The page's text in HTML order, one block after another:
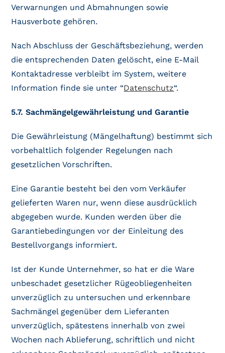
Verwarnungen und Abmahnungen sowie
Hausverbote gehören.
Nach Abschluss der Geschäftsbeziehung, werden
die entsprechenden Daten gelöscht, eine E-Mail
Kontaktadresse verbleibt im System, weitere
Information finde sie unter “Datenschutz“.
5.7. Sachmängelgewährleistung und Garantie
Die Gewährleistung (Mängelhaftung) bestimmt sich
vorbehaltlich folgender Regelungen nach
gesetzlichen Vorschriften.
Eine Garantie besteht bei den vom Verkäufer
gelieferten Waren nur, wenn diese ausdrücklich
abgegeben wurde. Kunden werden über die
Garantiebedingungen vor der Einleitung des
Bestellvorgangs informiert.
Ist der Kunde Unternehmer, so hat er die Ware
unbeschadet gesetzlicher Rügeobliegenheiten
unverzüglich zu untersuchen und erkennbare
Sachmängel gegenüber dem Lieferanten
unverzüglich, spätestens innerhalb von zwei
Wochen nach Ablieferung, schriftlich und nicht